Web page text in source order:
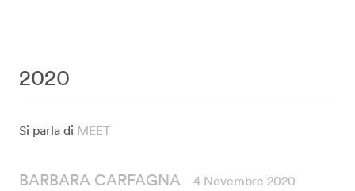
2020
Si parla di MEET
BARBARA CARFAGNA 4 Novembre 2020